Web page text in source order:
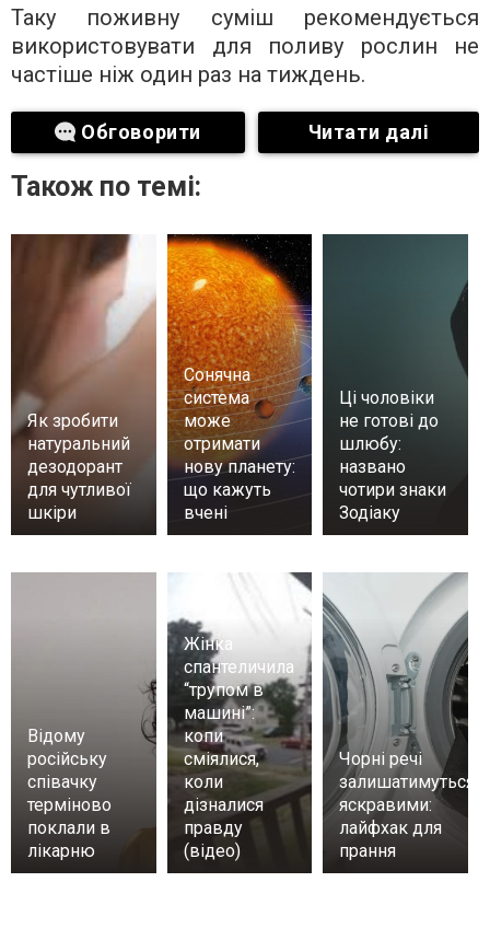
Таку поживну суміш рекомендується
використовувати для поливу рослин не
частіше ніж один раз на тиждень.
Обговорити Читати далі
Також по темі:
Як зробити
натуральний
дезодорант
для чутливої
шкіри
Сонячна
система
може
отримати
нову планету:
що кажуть
вчені
Ці чоловіки
не готові до
шлюбу:
названо
чотири знаки
Зодіаку
Відому
російську
співачку
терміново
поклали в
лікарню
Жінка
спантеличила
“трупом в
машині”:
копи
сміялися,
коли
дізналися
правду
(відео)
Чорні речі
залишатимуться
яскравими:
лайфхак для
прання